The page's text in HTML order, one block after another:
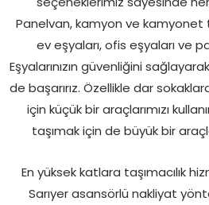
Panelvan, kamyon ve kamyonet
ev eşyaları, ofis eşyaları ve
Eşyalarınızın güvenliğini
de başarırız. Özellikle dar
için küçük bir araçlarımızı
taşımak için de büyük bir
En yüksek katlara taşımacılık
Sarıyer asansörlü nakliyat